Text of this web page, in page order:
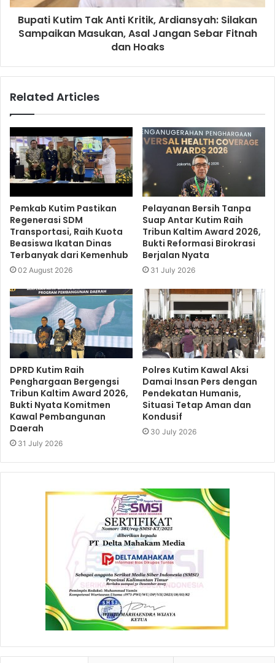
Bupati Kutim Tak Anti Kritik, Ardiansyah: Silakan
Sampaikan Masukan, Asal Jangan Sebar Fitnah
dan Hoaks
Related Articles
Pemkab Kutim Pastikan
Regenerasi SDM
Transportasi, Raih Kuota
Beasiswa Ikatan Dinas
Terbanyak dari Kemenhub
02 August 2026
Pelayanan Bersih Tanpa
Suap Antar Kutim Raih
Tribun Kaltim Award 2026,
Bukti Reformasi Birokrasi
Berjalan Nyata
31 July 2026
DPRD Kutim Raih
Penghargaan Bergengsi
Tribun Kaltim Award 2026,
Bukti Nyata Komitmen
Kawal Pembangunan
Daerah
31 July 2026
Polres Kutim Kawal Aksi
Damai Insan Pers dengan
Pendekatan Humanis,
Situasi Tetap Aman dan
Kondusif
30 July 2026